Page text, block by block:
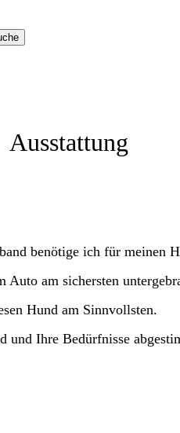
Ausstattung
benötige ich für meinen
Auto am sichersten
Hund am Sinnvollsten.
und Ihre Bedürfnisse